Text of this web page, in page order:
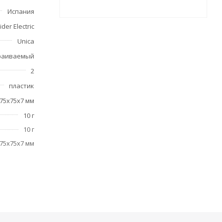
Испания
Electric
Unica
2
пластик
75x75x7 мм
10 г
10 г
75x75x7 мм